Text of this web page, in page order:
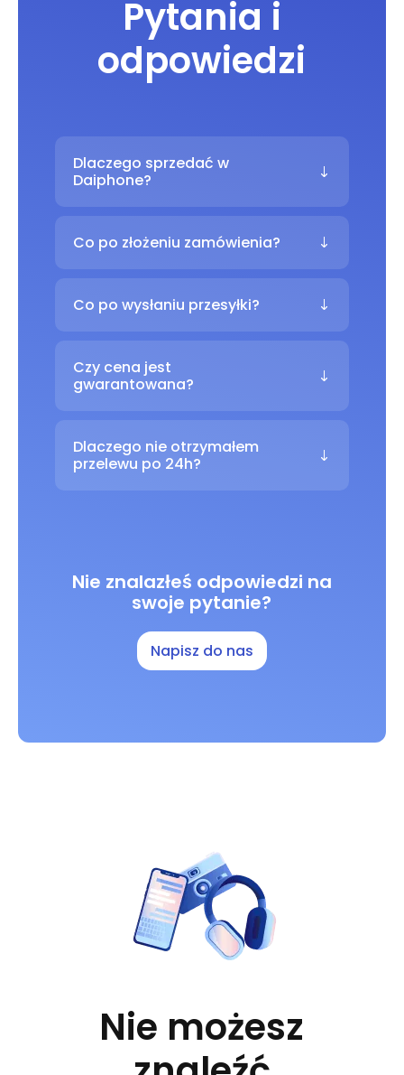
Pytania i
odpowiedzi
Dlaczego sprzedać w
Daiphone?
Co po złożeniu zamówienia?
Co po wysłaniu przesyłki?
Czy cena jest
gwarantowana?
Dlaczego nie otrzymałem
przelewu po 24h?
Nie znalazłeś odpowiedzi na
swoje pytanie?
Napisz do nas
Nie możesz